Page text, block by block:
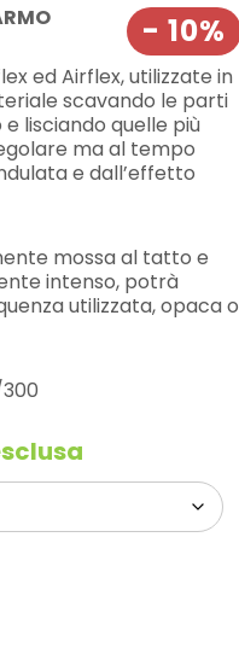
- 10%
ed Airflex, utilizzate in
scavando le parti
lisciando quelle più
ma al tempo
e dall’effetto
mossa al tatto e
intenso, potrà
utilizzata, opaca o